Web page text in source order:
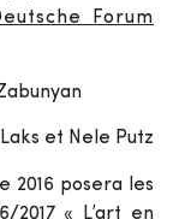
Forum
et Nele Putz
2016 posera les
2017 « L’art en